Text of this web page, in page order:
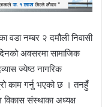
नम्बर २ दमौली निवासी
अवसरमा सामाजिक
ज्येष्ठ नागरिक
काम गर्नु भएको छ । तनहुँ
विकास संस्थाका अध्यक्ष